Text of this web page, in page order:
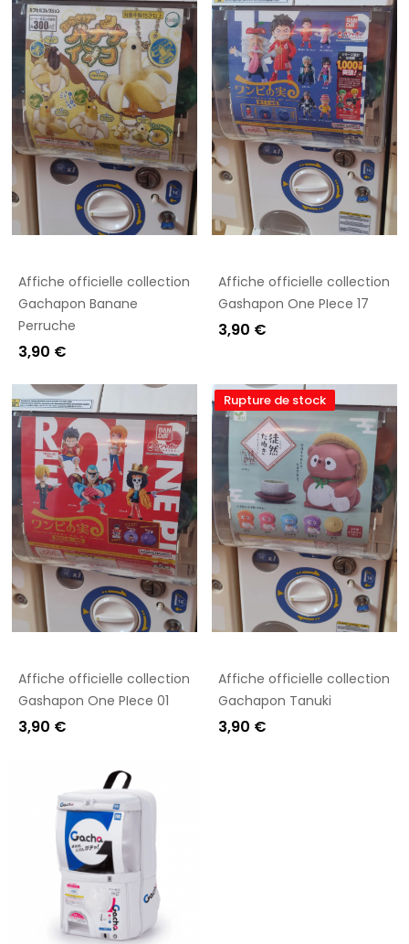
Affiche officielle collection
Gachapon Banane
Perruche
3,90 €
Affiche officielle collection
Gashapon One PIece 17
3,90 €
Affiche officielle collection
Gashapon One PIece 01
3,90 €
Rupture de stock
Affiche officielle collection
Gachapon Tanuki
3,90 €